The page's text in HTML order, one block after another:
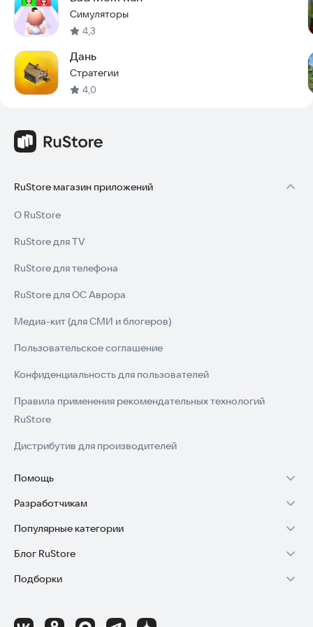
Пользовательское соглашение ：
sites.allstarunion.com/terms.html
Начните свое приключение прямо сейчас и станьте
могущественным Повелителем!
Симуляторы
4,3
Дань
Стратегии
4,0
RuStore магазин приложений
О RuStore
RuStore для TV
RuStore для телефона
RuStore для ОС Аврора
Медиа-кит (для СМИ и блогеров)
Пользовательское соглашение
Конфиденциальность для пользователей
Правила применения рекомендательных технологий
RuStore
Дистрибутив для производителей
Помощь
Установка RuStore на TV
Установка RuStore на телефон
Установка RuStore в машину
Помощь пользователям RuStore
Разработчикам
Зарабатывать с RuStore
Стать разработчиком
Доступ к RuStore Консоль
Популярные категории
Игры для Android
Приложения банков
Блог RuStore
Обзоры игр для Android 2025
Подборки